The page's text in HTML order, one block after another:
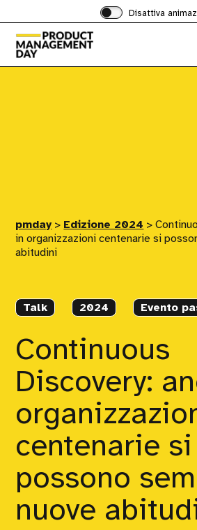
Disattiva
pmday > Edizione 2024 >
in organizzazioni centenarie si
abitudini
Talk 2024 Evento
Continuous
Discovery:
centenarie si
possono
nuove